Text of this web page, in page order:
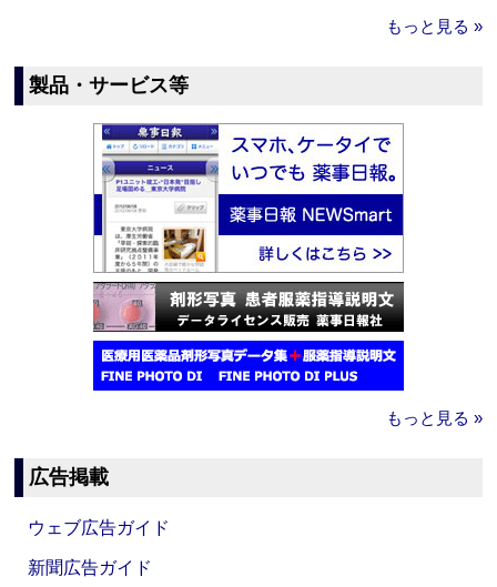
もっと見る »
製品・サービス等
もっと見る »
広告掲載
ウェブ広告ガイド
新聞広告ガイド